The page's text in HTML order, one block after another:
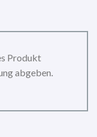
Produkt
abgeben.